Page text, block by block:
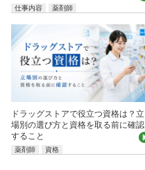
仕事内容 薬剤師
ドラッグストアで役立つ資格は？立
場別の選び方と資格を取る前に確認
すること
薬剤師 資格